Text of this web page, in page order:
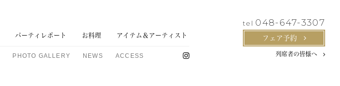
tel 048-647-3307
フェア予約
列席者の皆様へ
パーティレポート お料理 アイテム ＆アーティスト
PHOTO GALLERY NEWS ACCESS